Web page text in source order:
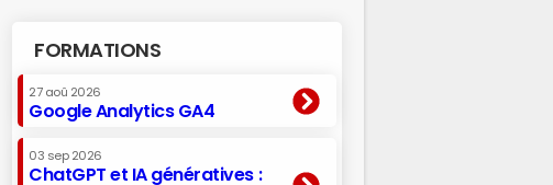
FORMATIONS
27 aoû 2026
Google Analytics GA4
03 sep 2026
ChatGPT et IA génératives :